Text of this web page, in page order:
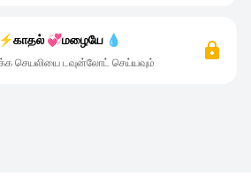
💞மழையே 💧
செயலியை டவுன்லோட் செய்யவும்